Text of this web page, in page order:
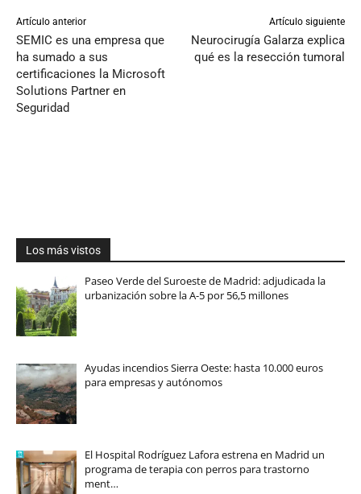
Artículo anterior
SEMIC es una empresa que
ha sumado a sus
certificaciones la Microsoft
Solutions Partner en
Seguridad
Artículo siguiente
Neurocirugía Galarza explica
qué es la resección tumoral
Los más vistos
Paseo Verde del Suroeste de Madrid: adjudicada la
urbanización sobre la A-5 por 56,5 millones
Ayudas incendios Sierra Oeste: hasta 10.000 euros
para empresas y autónomos
El Hospital Rodríguez Lafora estrena en Madrid un
programa de terapia con perros para trastorno
ment…